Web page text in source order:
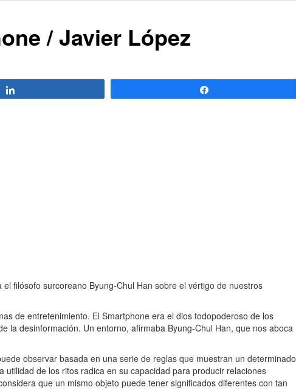
/ Javier López
filósofo surcoreano Byung-Chul Han sobre el vértigo de nuestros
de entretenimiento. El Smartphone era el dios todopoderoso de los
la desinformación. Un entorno, afirmaba Byung-Chul Han, que nos aboca
observar basada en una serie de reglas que muestran un determinado
de los ritos radica en su capacidad para producir relaciones
que un mismo objeto puede tener significados diferentes con tan